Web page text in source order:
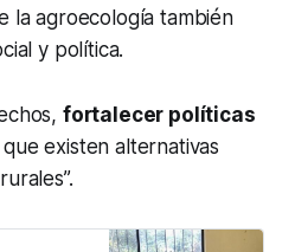
la agroecología también
y política.
fortalecer políticas
existen alternativas